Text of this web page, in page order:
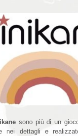
sono più di un
nei dettagli e